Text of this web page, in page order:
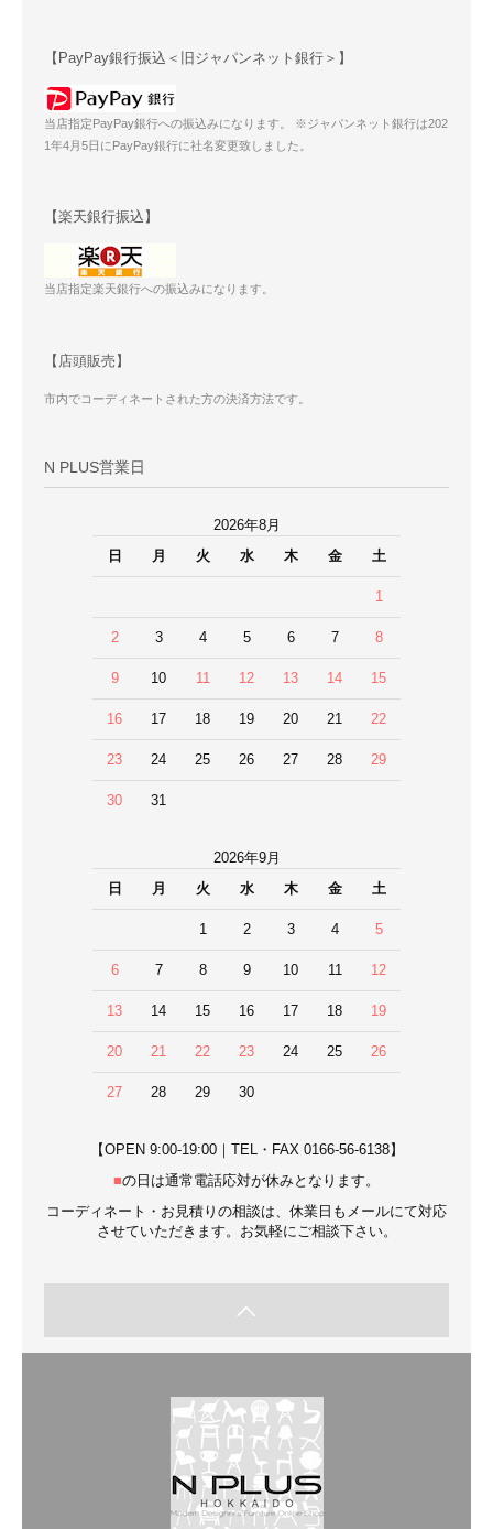
【PayPay銀行振込＜旧ジャパンネット銀行＞】
当店指定PayPay銀行への振込みになります。 ※ジャパンネット銀行は202
1年4月5日にPayPay銀行に社名変更致しました。
【楽天銀行振込】
当店指定楽天銀行への振込みになります。
【店頭販売】
市内でコーディネートされた方の決済方法です。
N PLUS営業日
2026年8月
日
月 火 水 木 金 土
1
2 3 4 5 6 7 8
9 10 11 12 13 14 15
16 17 18 19 20 21 22
23 24 25 26 27 28 29
30 31
2026年9月
日
月 火 水 木 金 土
1 2 3 4 5
6 7 8 9 10 11 12
13 14 15 16 17 18 19
20 21 22 23 24 25 26
27 28 29 30
【OPEN 9:00-19:00｜TEL・FAX 0166-56-6138】
■の日は通常電話応対が休みとなります。
コーディネート・お見積りの相談は、休業日もメールにて対応
させていただきます。お気軽にご相談下さい。